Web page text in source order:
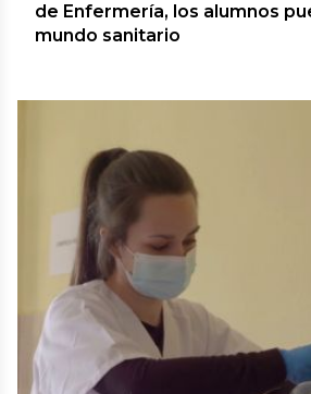
de Enfermería, los alumnos
mundo sanitario